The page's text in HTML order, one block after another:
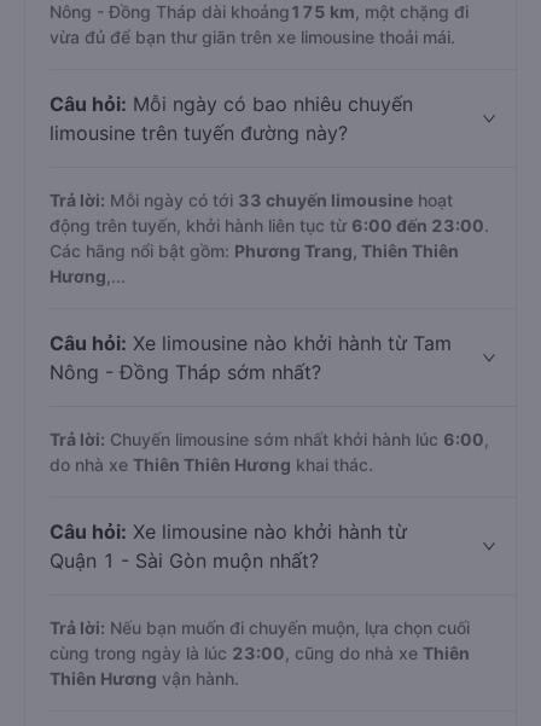
Nông - Đồng Tháp dài khoảng175 km , một chặng đi
vừa đủ để bạn thư giãn trên xe limousine thoải mái.
Câu hỏi: Mỗi ngày có bao nhiêu chuyến
limousine trên tuyến đường này?
Trả lời: Mỗi ngày có tới 33 chuyến limousine hoạt
động trên tuyến, khởi hành liên tục từ 6:00 đến 23:00.
Các hãng nổi bật gồm: Phương Trang, Thiên Thiên
Hương ,...
Câu hỏi: Xe limousine nào khởi hành từ Tam
Nông - Đồng Tháp sớm nhất?
Trả lời: Chuyến limousine sớm nhất khởi hành lúc 6:00
do nhà xe Thiên Thiên Hương khai thác.
Câu hỏi: Xe limousine nào khởi hành từ
Quận 1 - Sài Gòn muộn nhất?
Trả lời: Nếu bạn muốn đi chuyến muộn, lựa chọn cuối
cùng trong ngày là lúc 23:00 , cũng do nhà xe Thiên
Thiên Hương vận hành.